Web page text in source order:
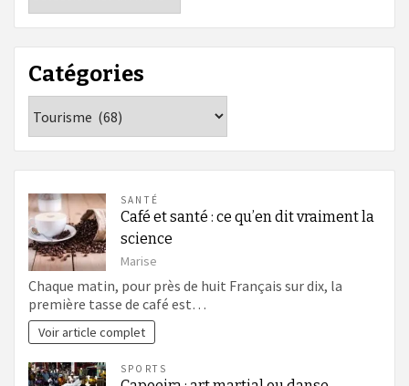
Catégories
SANTÉ
Café et santé : ce qu’en dit vraiment la
science
Marise
Chaque matin, pour près de huit Français sur dix, la
première tasse de café est…
Voir article complet
SPORTS